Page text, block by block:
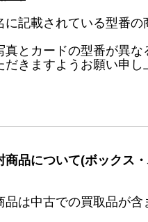
記載されている型番の
真とカードの型番が異
だきますようお願い申し
商品について(ボックス
品は中古での買取品が含